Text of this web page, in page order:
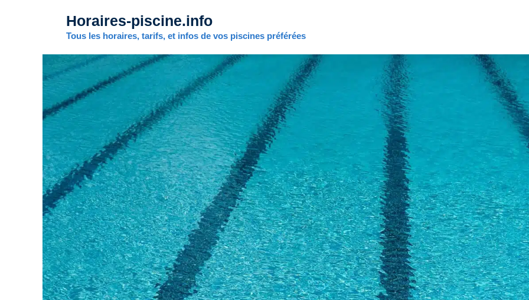
Horaires-piscine.info
Tous les horaires, tarifs, et infos de vos piscines préférées